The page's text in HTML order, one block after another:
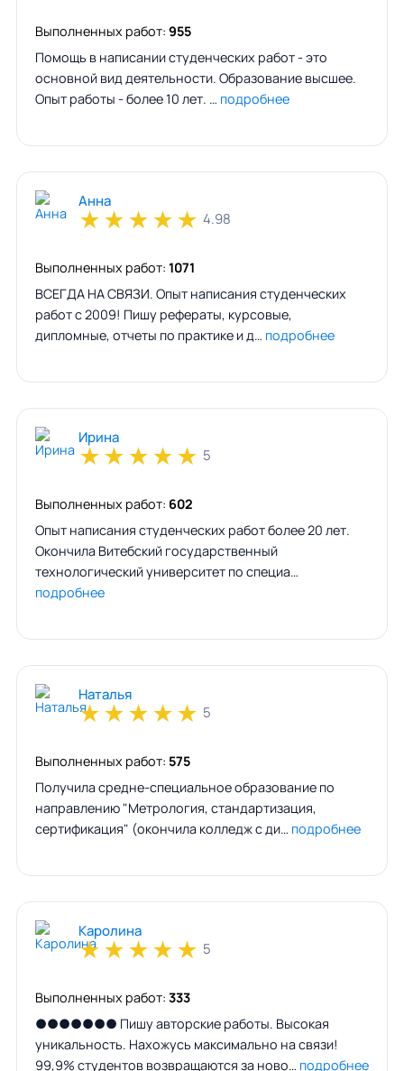
Выполненных работ: 955
Помощь в написании студенческих работ - это
основной вид деятельности. Образование высшее.
Опыт работы - более 10 лет. … подробнее
Анна
★★★★★ 4.98
Выполненных работ: 1071
ВСЕГДА НА СВЯЗИ. Опыт написания студенческих
работ с 2009! Пишу рефераты, курсовые,
дипломные, отчеты по практике и д… подробнее
Ирина
★★★★★ 5
Выполненных работ: 602
Опыт написания студенческих работ более 20 лет.
Окончила Витебский государственный
технологический университет по специа…
подробнее
Наталья
★★★★★ 5
Выполненных работ: 575
Получила средне-специальное образование по
направлению "Метрология, стандартизация,
сертификация" (окончила колледж с ди… подробнее
Каролина
★★★★★ 5
Выполненных работ: 333
●●●●●●● Пишу авторские работы. Высокая
уникальность. Нахожусь максимально на связи!
99,9% студентов возвращаются за ново… подробнее